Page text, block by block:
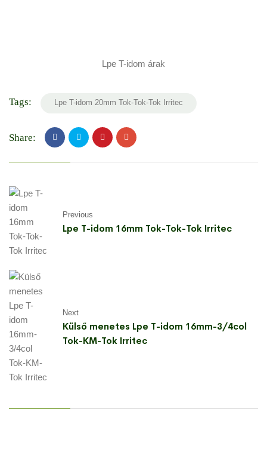
Lpe T-idom árak
Tags: Lpe T-idom 20mm Tok-Tok-Tok Irritec
Share:
Previous
Lpe T-idom 16mm Tok-Tok-Tok Irritec
Next
Külső menetes Lpe T-idom 16mm-3/4col
Tok-KM-Tok Irritec